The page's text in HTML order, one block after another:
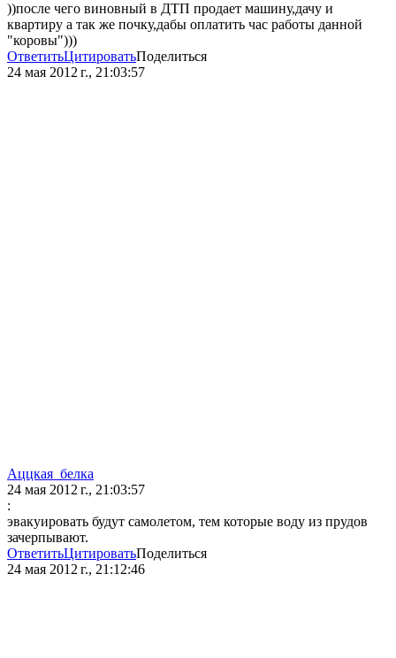
))после чего виновный в ДТП продает машину,дачу и
квартиру а так же почку,дабы оплатить час работы данной
"коровы")))
ОтветитьЦитироватьПоделиться
24 мая 2012 г., 21:03:57
Аццкая_белка
24 мая 2012 г., 21:03:57
:
эвакуировать будут самолетом, тем которые воду из прудов
зачерпывают.
ОтветитьЦитироватьПоделиться
24 мая 2012 г., 21:12:46